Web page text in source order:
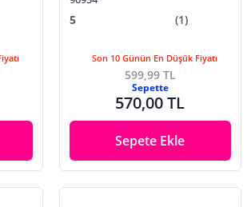
5 (1)
Son 10 Günün En Düşük Fiyatı
599,99 TL
Sepette
570,00 TL
Sepete Ekle